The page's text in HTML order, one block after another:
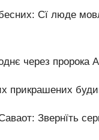
Сї люде
через пророка
Звернїть